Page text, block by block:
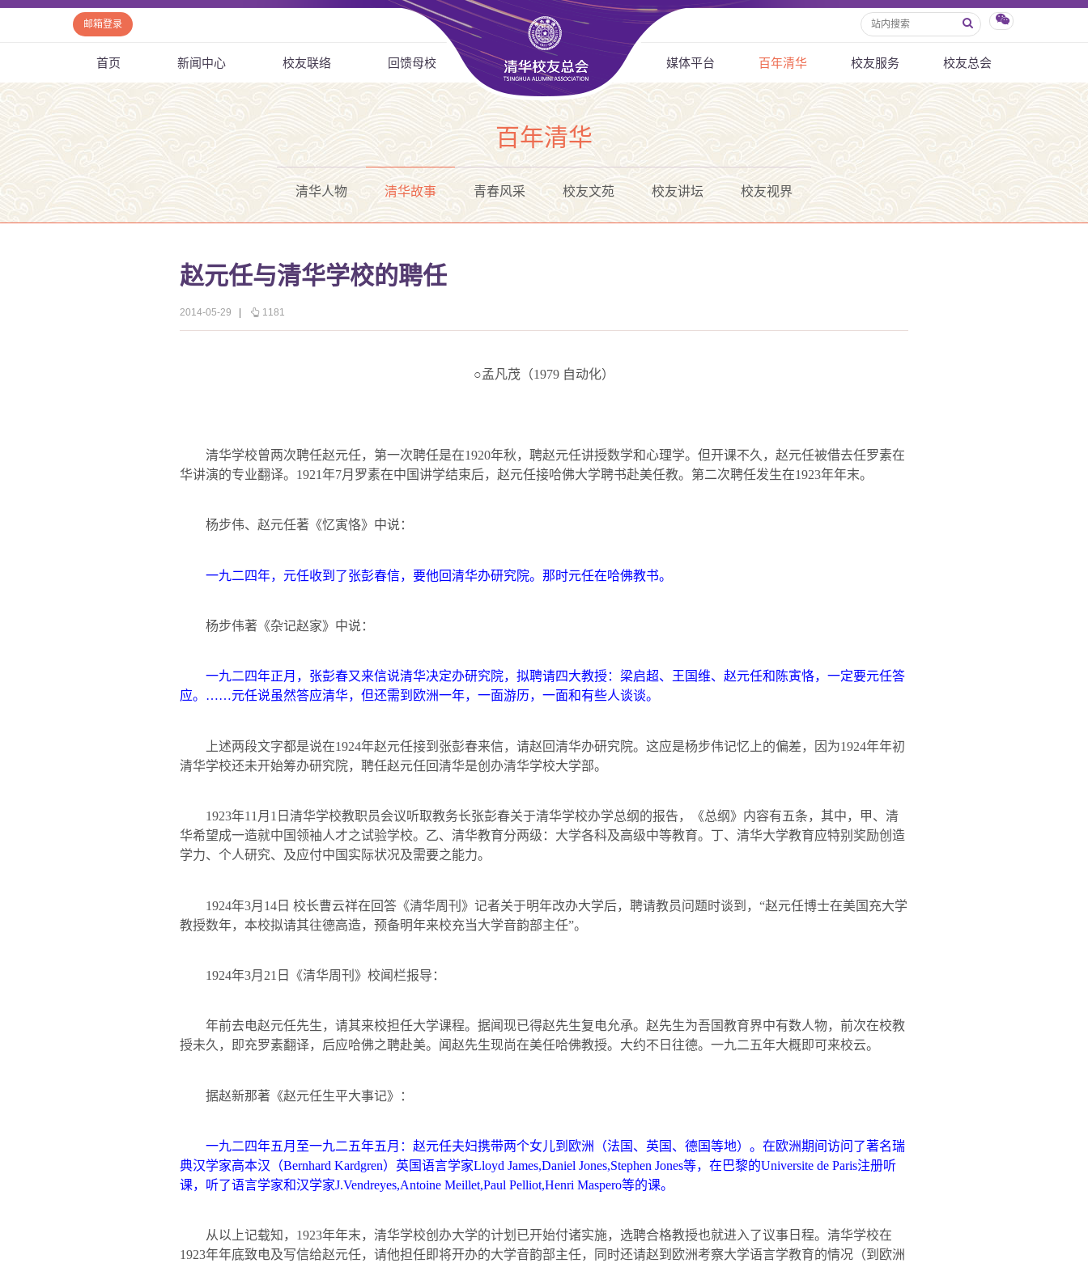
邮箱登录
首页 新闻中心 校友联络 回馈母校 媒体平台 百年清华 校友服务 校友总会
百年清华
清华人物 清华故事 青春风采 校友文苑 校友讲坛 校友视界
赵元任与清华学校的聘任
2014-05-29 1181
○孟凡茂（1979 自动化）
清华学校曾两次聘任赵元任，第一次聘任是在1920年秋，聘赵元任讲授数学和心理学。但开课不久，赵元任被借去任罗素在
华讲演的专业翻译。 1921年7月罗素在中国讲学结束后，赵元任接哈佛大学聘书赴美任教。第二次聘任发生在1923年年末。
杨步伟、赵元任著《忆寅恪》中说：
一九二四年，元任收到了张彭春信，要他回清华办研究院。那时元任在哈佛教书。
杨步伟著《杂记赵家》中说：
一九二四年正月，张彭春又来信说清华决定办研究院，拟聘请四大教授：梁启超、王国维、赵元任和陈寅恪，一定要元任答
应。……元任说虽然答应清华，但还需到欧洲一年，一面游历，一面和有些人谈谈。
上述两段文字都是说在1924年赵元任接到张彭春来信，请赵回清华办研究院。这应是杨步伟记忆上的偏差，因为1924年年初
清华学校还未开始筹办研究院，聘任赵元任回清华是创办清华学校大学部。
1923年11 月 1 日清华学校教职员会议听取教务长张彭春关于清华学校办学总纲的报告，《总纲》内容有五条，其中，甲、清
华希望成一造就中国领袖人才之试验学校。乙、清华教育分两级：大学各科及高级中等教育。丁、清华大学教育应特别奖励创造
学力、个人研究、及应付中国实际状况及需要之能力。
1924年3月 14 日 校长曹云祥在回答《清华周刊》记者关于明年改办大学后，聘请教员问题时谈到，“赵元任博士在美国充大学
教授数年，本校拟请其往德高造，预备明年来校充当大学音韵部主任”。
1924年3月 21 日《清华周刊》校闻栏报导：
年前去电赵元任先生，请其来校担任大学课程。据闻现已得赵先生复电允承。赵先生为吾国教育界中有数人物，前次在校教
授未久，即充罗素翻译，后应哈佛之聘赴美。闻赵先生现尚在美任哈佛教授。大约不日往德。一九二五年大概即可来校云。
据赵新那著《赵元任生平大事记》：
一九二四年五月至一九二五年五月：赵元任夫妇携带两个女儿到欧洲（法国、英国、德国等地）。在欧洲期间访问了著名瑞
典汉学家高本汉（Bernhard Kardgren）英国语言学家Lloyd James,Daniel Jones,Stephen Jones等，在巴黎的Universite de Paris注册听
课，听了语言学家和汉学家J.Vendreyes,Antoine Meillet,Paul Pelliot,Henri Maspero等的课。
从以上记载知， 1923年年末，清华学校创办大学的计划已开始付诸实施，选聘合格教授也就进入了议事日程。清华学校在
1923年年底致电及写信给赵元任，请他担任即将开办的大学音韵部主任，同时还请赵到欧洲考察大学语言学教育的情况（到欧洲